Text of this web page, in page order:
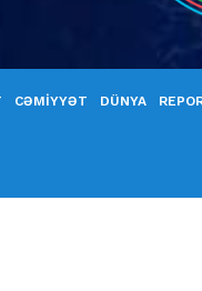
CƏMİYYƏT DÜNYA